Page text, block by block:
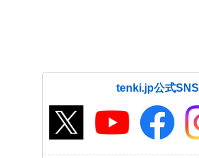
tenki.jp公式SNS